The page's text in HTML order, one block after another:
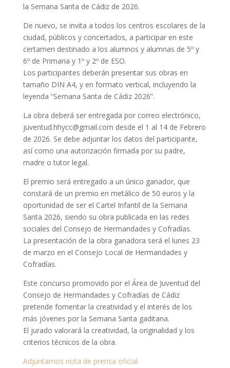
la Semana Santa de Cádiz de 2026.
De nuevo, se invita a todos los centros escolares de la
ciudad, públicos y concertados, a participar en este
certamen destinado a los alumnos y alumnas de 5º y
6º de Primaria y 1º y 2º de ESO.
Los participantes deberán presentar sus obras en
tamaño DIN A4, y en formato vertical, incluyendo la
leyenda “Semana Santa de Cádiz 2026”.
La obra deberá ser entregada por correo electrónico,
juventud.hhycc@gmail.com desde el 1 al 14 de Febrero
de 2026. Se debe adjuntar los datos del participante,
así como una autorización firmada por su padre,
madre o tutor legal.
El premio será entregado a un único ganador, que
constará de un premio en metálico de 50 euros y la
oportunidad de ser el Cartel Infantil de la Semana
Santa 2026, siendo su obra publicada en las redes
sociales del Consejo de Hermandades y Cofradías.
La presentación de la obra ganadora será el lunes 23
de marzo en el Consejo Local de Hermandades y
Cofradías.
Este concurso promovido por el Área de Juventud del
Consejo de Hermandades y Cofradías de Cádiz
pretende fomentar la creatividad y el interés de los
más jóvenes por la Semana Santa gaditana.
El jurado valorará la creatividad, la originalidad y los
criterios técnicos de la obra.
Adjuntamos nota de prensa oficial.